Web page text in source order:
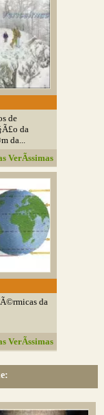
de
da
da...
VerÃ­ssimas
da
VerÃ­ssimas